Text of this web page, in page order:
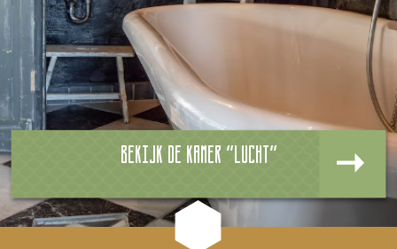
Bekijk de kamer "Lucht"